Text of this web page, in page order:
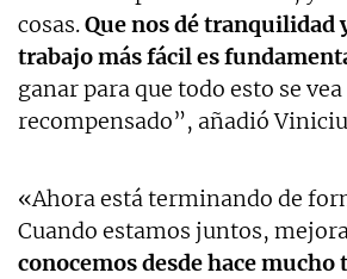
cosas.Que nos dé tranquilidad
trabajo más fácil es
ganar para que todo esto se vea
recompensado”, añadió
«Ahora está terminando de
Cuando estamos juntos,
conocemos desde hace mucho